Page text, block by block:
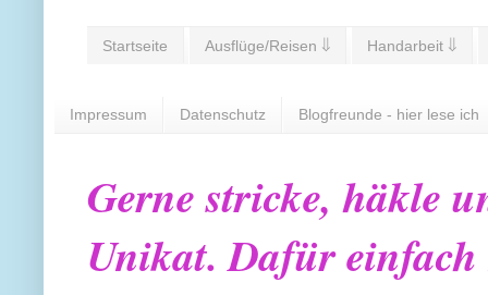
Startseite Ausflüge/Reisen ⇓ Handarbeit ⇓
Impressum Datenschutz Blogfreunde - hier lese ich
Gerne stricke, häkle
Unikat. Dafür